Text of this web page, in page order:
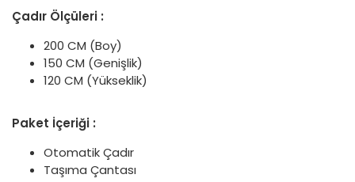
Çadır Ölçüleri :
200 CM (Boy)
150 CM (Genişlik)
120 CM (Yükseklik)
Paket İçeriği :
Otomatik Çadır
Taşıma Çantası